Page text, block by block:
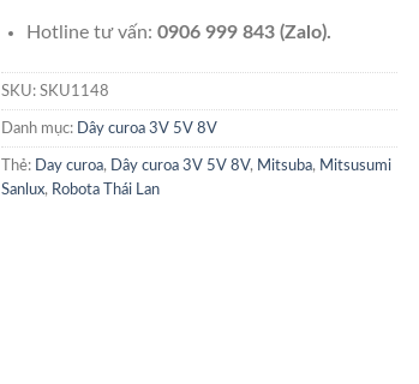
Hotline tư vấn: 0906 999 843 (Zalo).
SKU: SKU1148
Danh mục: Dây curoa 3V 5V 8V
Thẻ: Day curoa, Dây curoa 3V 5V 8V, Mitsuba, Mitsusumi
Sanlux, Robota Thái Lan